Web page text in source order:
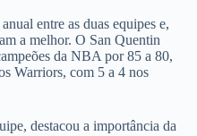
entre as duas equipes e,
a melhor. O San Quentin
da NBA por 85 a 80,
Warriors, com 5 a 4 nos
destacou a importância da